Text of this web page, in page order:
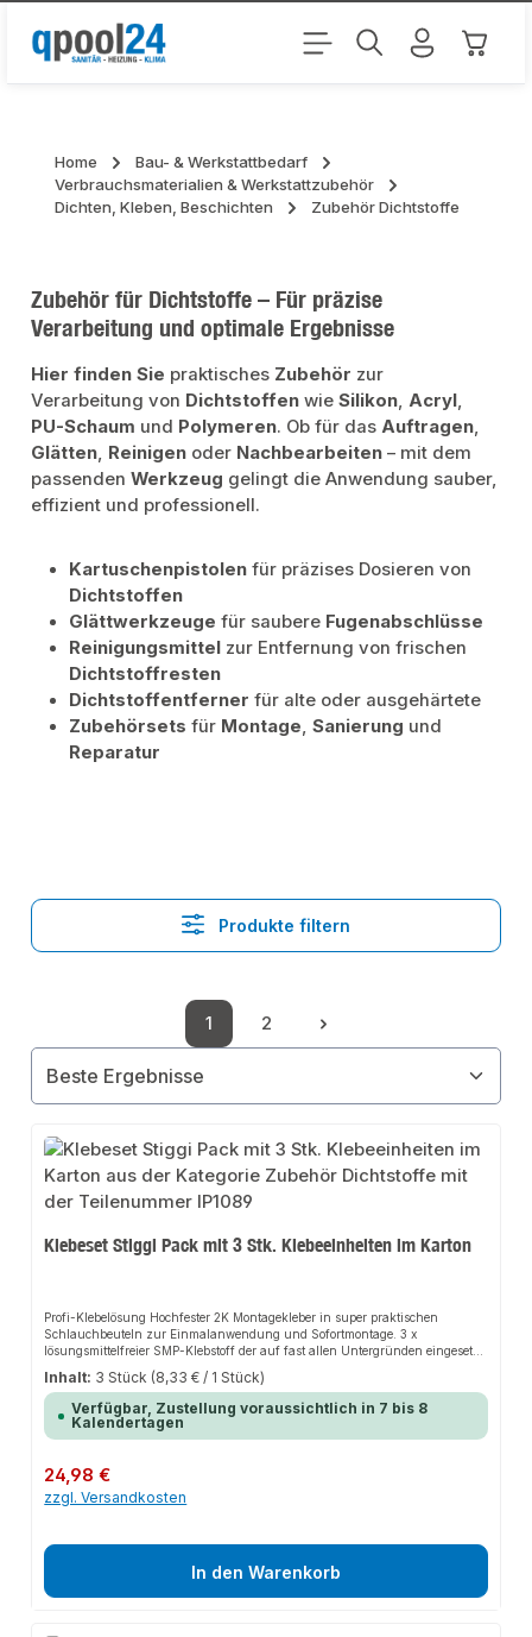
Zum Hauptinhalt springen
Home
Bau- & Werkstattbedarf
Verbrauchsmaterialien & Werkstattzubehör
Dichten, Kleben, Beschichten
Zubehör Dichtstoffe
Zubehör für Dichtstoffe – Für präzise
Verarbeitung und optimale Ergebnisse
Hier finden Sie praktisches Zubehör zur
Verarbeitung von Dichtstoffen wieSilikon, Acryl,
PU-Schaum und Polymeren. Ob für das Auftragen,
Glätten, Reinigen oder Nachbearbeiten – mit dem
passendenWerkzeug gelingt die Anwendung sauber,
effizient und professionell.
Kartuschenpistolen für präzises Dosieren von
Dichtstoffen
Glättwerkzeuge für saubere Fugenabschlüsse
Reinigungsmittel zur Entfernung von frischen
Dichtstoffresten
Dichtstoffentferner für alte oder ausgehärtete
Zubehörsets für Montage,Sanierung und
Reparatur
Produkte filtern
Seite
1
Seite
2
Klebeset Stiggi Pack mit 3 Stk. Klebeeinheiten im Karton
Profi-Klebelösung Hochfester 2K Montagekleber in super praktischen
Schlauchbeuteln zur Einmalanwendung und Sofortmontage. 3 x
lösungsmittelfreier SMP-Klebstoff der auf fast allen Untergründen eingesetzt
werden kann. Klebstoff auf SMP-Basis mit extremer
AnfangshaltekraftWitterungsbeständig, Vibrationshemmend,
Schallentkoppelnd, SpannungsausgleichendUniversell einsetzbarer
MontageklebstoffSilikonfreiEinsatzgebiete sind im Innen- Außen und
Nassbereich möglichFrei von Isocyanaten (Gefahrstoff)
Inhalt: 3 Stück (8,33 € / 1 Stück)
Verfügbar, Zustellung voraussichtlich in 7 bis 8
Kalendertagen
Regulärer Preis:
24,98 €
zzgl. Versandkosten
In den Warenkorb